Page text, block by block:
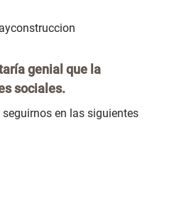
genial que la
sociales.
en las siguientes